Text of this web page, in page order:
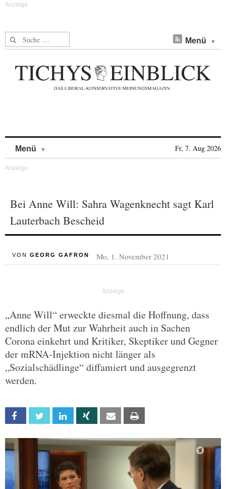
Suche nach: Menü
Menü Fr, 7. Aug 2026
Bei Anne Will: Sahra Wagenknecht sagt Karl
Lauterbach Bescheid
VON GEORG GAFRON Mo, 1. November 2021
„Anne Will“ erweckte diesmal die Hoffnung, dass
endlich der Mut zur Wahrheit auch in Sachen
Corona einkehrt und Kritiker, Skeptiker und Gegner
der mRNA-Injektion nicht länger als
„Sozialschädlinge“ diffamiert und ausgegrenzt
werden.
Facebook Twitter Linkedin Xing Email